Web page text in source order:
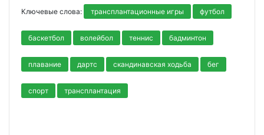
Ключевые слова: трансплантационные игры футбол
баскетбол волейбол теннис бадминтон
плавание дартс скандинавская ходьба бег
спорт трансплантация